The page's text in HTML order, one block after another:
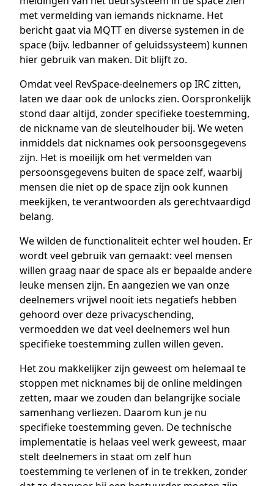
met vermelding van iemands nickname. Het
bericht gaat via MQTT en diverse systemen in de
space (bijv. ledbanner of geluidssysteem) kunnen
hier gebruik van maken. Dit blijft zo.
Omdat veel RevSpace-deelnemers op IRC zitten,
laten we daar ook de unlocks zien. Oorspronkelijk
stond daar altijd, zonder specifieke toestemming,
de nickname van de sleutelhouder bij. We weten
inmiddels dat nicknames ook persoonsgegevens
zijn. Het is moeilijk om het vermelden van
persoonsgegevens buiten de space zelf, waarbij
mensen die niet op de space zijn ook kunnen
meekijken, te verantwoorden als gerechtvaardigd
belang.
We wilden de functionaliteit echter wel houden. Er
wordt veel gebruik van gemaakt: veel mensen
willen graag naar de space als er bepaalde andere
leuke mensen zijn. En aangezien we van onze
deelnemers vrijwel nooit iets negatiefs hebben
gehoord over deze privacyschending,
vermoedden we dat veel deelnemers wel hun
specifieke toestemming zullen willen geven.
Het zou makkelijker zijn geweest om helemaal te
stoppen met nicknames bij de online meldingen
zetten, maar we zouden dan belangrijke sociale
samenhang verliezen. Daarom kun je nu
specifieke toestemming geven. De technische
implementatie is helaas veel werk geweest, maar
stelt deelnemers in staat om zelf hun
toestemming te verlenen of in te trekken, zonder